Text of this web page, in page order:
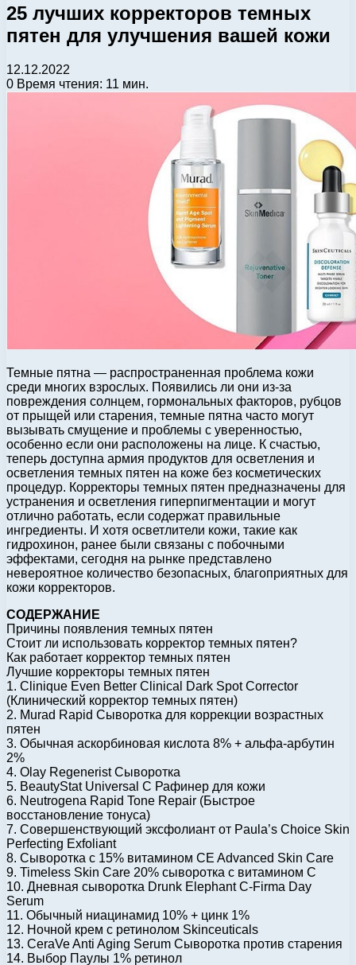
25 лучших корректоров темных
пятен для улучшения вашей кожи
12.12.2022
0 Время чтения: 11 мин.
Темные пятна — распространенная проблема кожи
среди многих взрослых. Появились ли они из-за
повреждения солнцем, гормональных факторов, рубцов
от прыщей или старения, темные пятна часто могут
вызывать смущение и проблемы с уверенностью,
особенно если они расположены на лице. К счастью,
теперь доступна армия продуктов для осветления и
осветления темных пятен на коже без косметических
процедур. Корректоры темных пятен предназначены для
устранения и осветления гиперпигментации и могут
отлично работать, если содержат правильные
ингредиенты. И хотя осветлители кожи, такие как
гидрохинон, ранее были связаны с побочными
эффектами, сегодня на рынке представлено
невероятное количество безопасных, благоприятных для
кожи корректоров.
СОДЕРЖАНИЕ
Причины появления темных пятен
Стоит ли использовать корректор темных пятен?
Как работает корректор темных пятен
Лучшие корректоры темных пятен
1. Clinique Even Better Clinical Dark Spot Corrector
(Клинический корректор темных пятен)
2. Murad Rapid Сыворотка для коррекции возрастных
пятен
3. Обычная аскорбиновая кислота 8% + альфа-арбутин
2%
4. Olay Regenerist Сыворотка
5. BeautyStat Universal C Рафинер для кожи
6. Neutrogena Rapid Tone Repair (Быстрое
восстановление тонуса)
7. Совершенствующий эксфолиант от Paula’s Choice Skin
Perfecting Exfoliant
8. Сыворотка с 15% витамином CE Advanced Skin Care
9. Timeless Skin Care 20% сыворотка с витамином C
10. Дневная сыворотка Drunk Elephant C-Firma Day
Serum
11. Обычный ниацинамид 10% + цинк 1%
12. Ночной крем с ретинолом Skinceuticals
13. CeraVe Anti Aging Serum Сыворотка против старения
14. Выбор Паулы 1% ретинол